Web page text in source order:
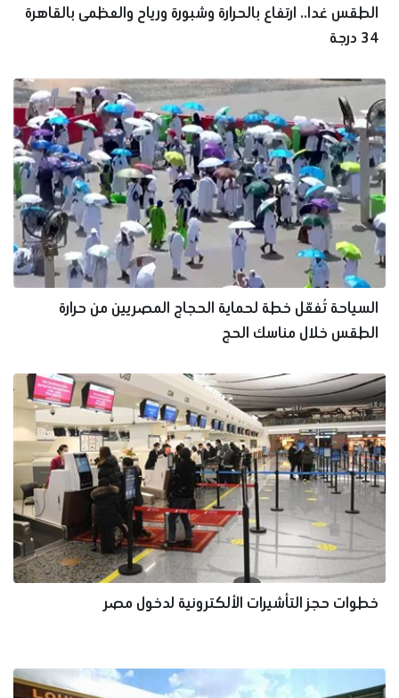
الطقس غدا.. ارتفاع بالحرارة وشبورة ورياح والعظمى بالقاهرة
34 درجة
السياحة تُفعّل خطة لحماية الحجاج المصريين من حرارة
الطقس خلال مناسك الحج
خطوات حجز التأشيرات الألكترونية لدخول مصر